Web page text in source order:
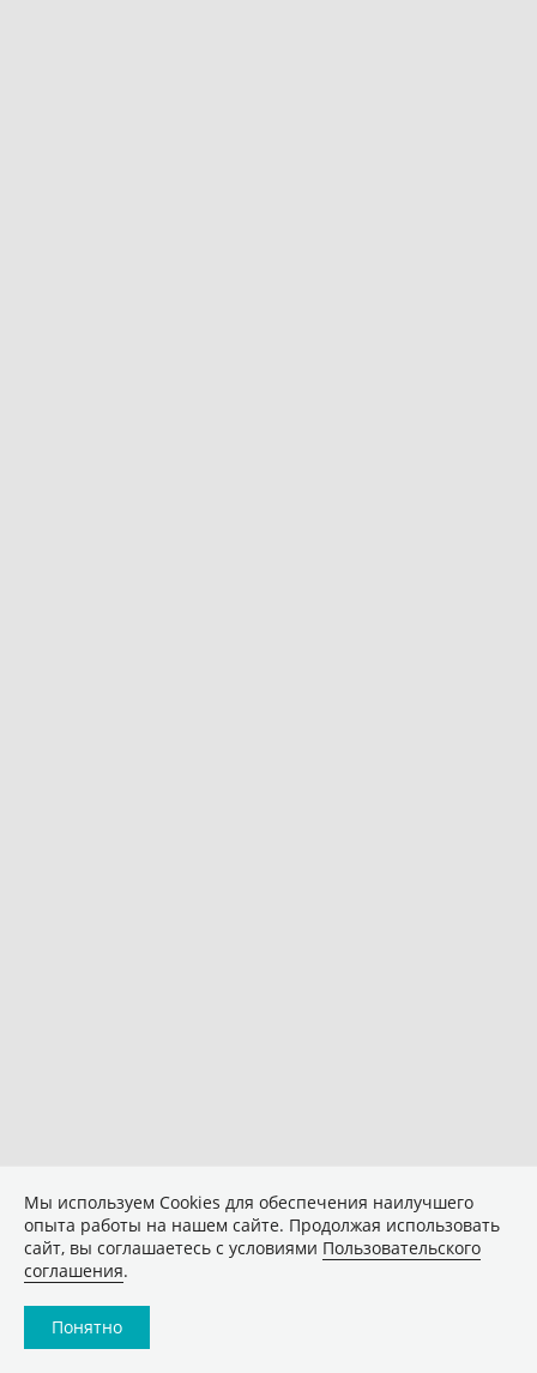
Мы используем Сookies для обеспечения наилучшего
опыта работы на нашем сайте. Продолжая использовать
сайт, вы соглашаетесь с условиями Пользовательского
соглашения.
Понятно